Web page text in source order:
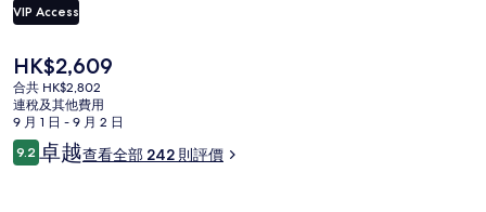
VIP Access
現
價
HK$2,609
HK$2,609
合共 HK$2,802
連稅及其他費用
9 月 1 日 - 9 月 2 日
評
價
9.29.2 分，滿分 10 分，
卓越查看全部 242 則評價